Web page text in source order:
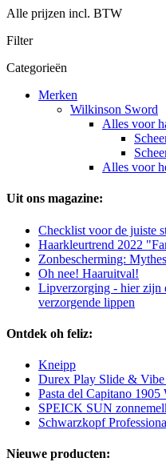
Alle prijzen incl. BTW
Filter
Categorieën
Merken
Wilkinson Sword
Alles voor
Alles voor
Uit ons magazine:
Checklist voor de juiste
Haarkleurtrend 2022
Zonbescherming:
Oh nee! Haaruitval!
Lipverzorging - hier zijn
verzorgende lippen
Ontdek oh feliz:
Kneipp
Durex Play Slide &
Pasta del Capitano 1905
SPEICK SUN
Schwarzkopf
Nieuwe producten: